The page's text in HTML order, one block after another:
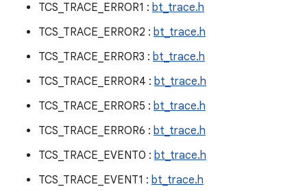
TCS_TRACE_ERROR1 : bt_trace.h
TCS_TRACE_ERROR2 : bt_trace.h
TCS_TRACE_ERROR3 : bt_trace.h
TCS_TRACE_ERROR4 : bt_trace.h
TCS_TRACE_ERROR5 : bt_trace.h
TCS_TRACE_ERROR6 : bt_trace.h
TCS_TRACE_EVENT0 : bt_trace.h
TCS_TRACE_EVENT1 : bt_trace.h